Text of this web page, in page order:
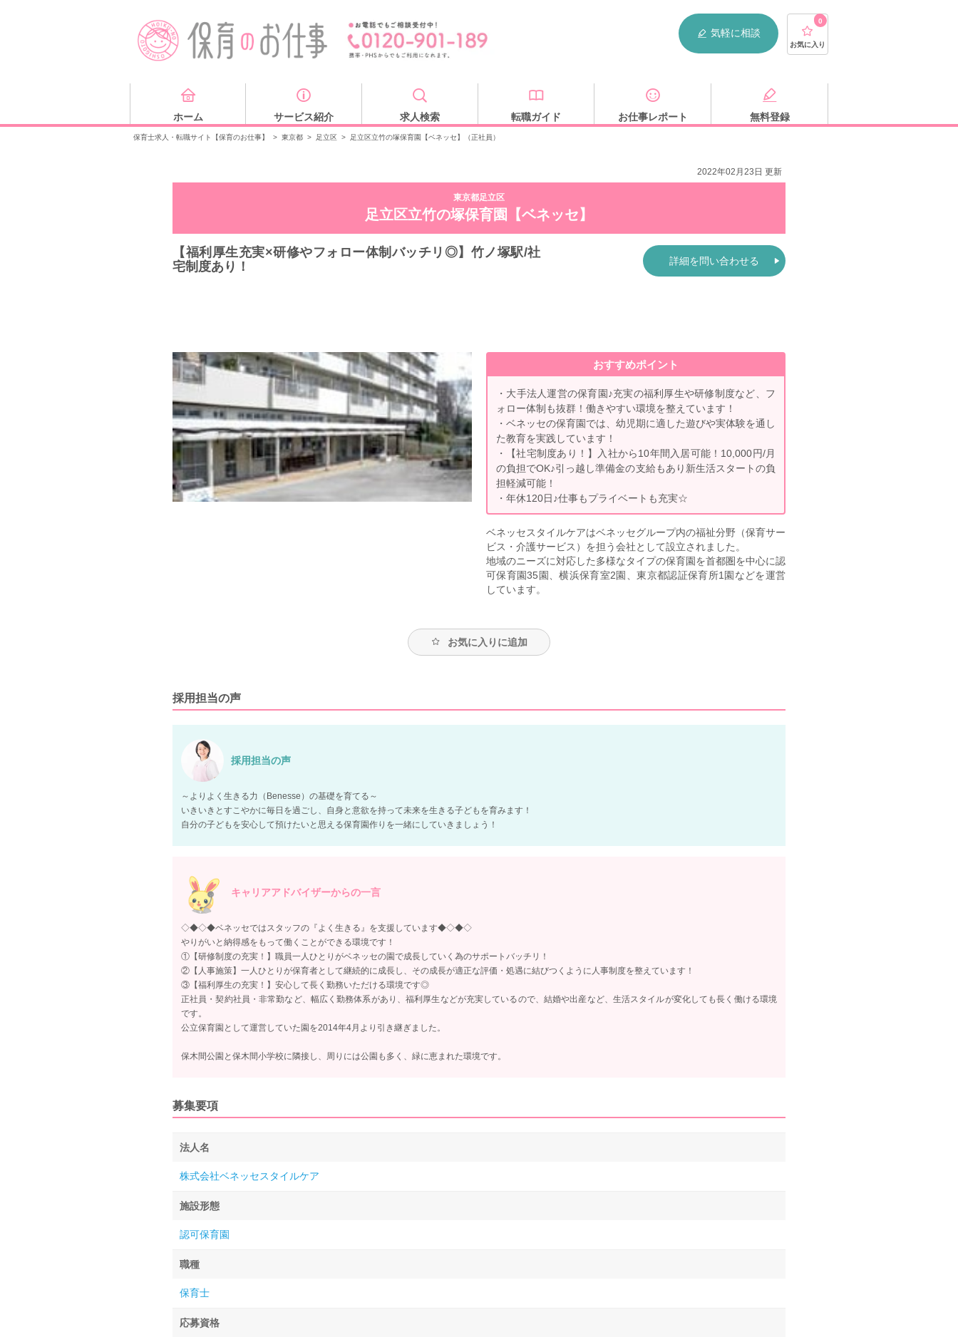
気軽に相談
0
お気に入り
ホーム サービス紹介 求人検索 転職ガイド お仕事レポート 無料登録
保育士求人・転職サイト【保育のお仕事】 > 東京都 > 足立区 > 足立区立竹の塚保育園【ベネッセ】（正社員）
2022年02月23日 更新
東京都足立区
足立区立竹の塚保育園【ベネッセ】
【福利厚生充実×研修やフォロー体制バッチリ◎】竹ノ塚駅/社
宅制度あり！
詳細を問い合わせる
おすすめポイント
・大手法人運営の保育園♪充実の福利厚生や研修制度など、フ
ォロー体制も抜群！働きやすい環境を整えています！
・ベネッセの保育園では、幼児期に適した遊びや実体験を通し
た教育を実践しています！
・【社宅制度あり！】入社から10年間入居可能！10,000円/月
の負担でOK♪引っ越し準備金の支給もあり新生活スタートの負
担軽減可能！
・年休120日♪仕事もプライベートも充実☆
ベネッセスタイルケアはベネッセグループ内の福祉分野（保育サー
ビス・介護サービス）を担う会社として設立されました。
地域のニーズに対応した多様なタイプの保育園を首都圏を中心に認
可保育園35園、横浜保育室2園、東京都認証保育所1園などを運営
しています。
お気に入りに追加
採用担当の声
採用担当の声
～よりよく生きる力（Benesse）の基礎を育てる～
いきいきとすこやかに毎日を過ごし、自身と意欲を持って未来を生きる子どもを育みます！
自分の子どもを安心して預けたいと思える保育園作りを一緒にしていきましょう！
キャリアアドバイザーからの一言
◇◆◇◆ベネッセではスタッフの『よく生きる』を支援しています◆◇◆◇
やりがいと納得感をもって働くことができる環境です！
①【研修制度の充実！】職員一人ひとりがベネッセの園で成長していく為のサポートバッチリ！
②【人事施策】一人ひとりが保育者として継続的に成長し、その成長が適正な評価・処遇に結びつくように人事制度を整えています！
③【福利厚生の充実！】安心して長く勤務いただける環境です◎
正社員・契約社員・非常勤など、幅広く勤務体系があり、福利厚生などが充実しているので、結婚や出産など、生活スタイルが変化しても長く働ける環境
です。
公立保育園として運営していた園を2014年4月より引き継ぎました。
保木間公園と保木間小学校に隣接し、周りには公園も多く、緑に恵まれた環境です。
募集要項
法人名
株式会社ベネッセスタイルケア
施設形態
認可保育園
職種
保育士
応募資格